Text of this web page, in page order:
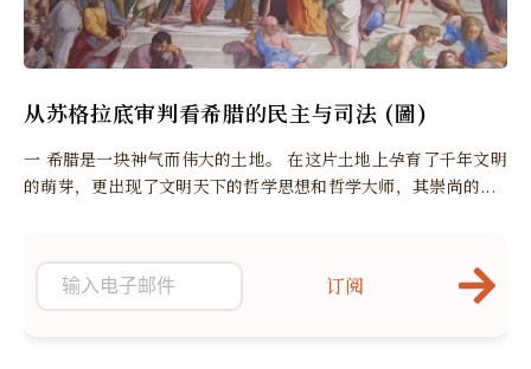
从苏格拉底审判看希腊的民主与司法 (圖)
一 希腊是一块神气而伟大的土地。 在这片土地上孕育了千年文明
的萌芽，更出现了文明天下的哲学思想和哲学大师，其崇尚的...
订阅